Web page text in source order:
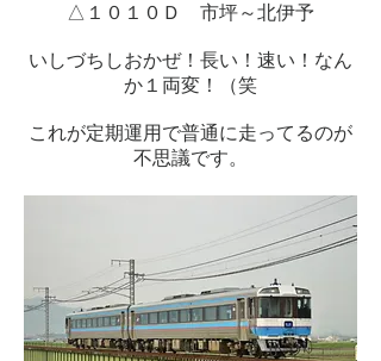
△１０１０Ｄ 市坪～北伊予
いしづちしおかぜ！長い！速い！なん
か１両変！（笑
これが定期運用で普通に走ってるのが
不思議です。